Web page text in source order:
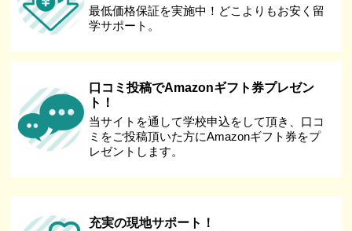
最低価格保証を実施中！どこよりもお安く留
学サポート。
口コミ投稿でAmazonギフト券プレゼン
ト！
当サイトを通して学校申込をして頂き、口コ
ミをご投稿頂いた方にAmazonギフト券をプ
レゼントします。
充実の現地サポート！